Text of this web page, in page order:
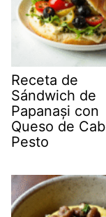
Receta de
Sándwich de
Papanași con
Queso de
Pesto